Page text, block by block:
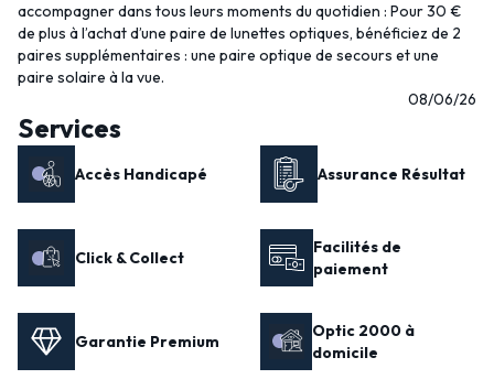
accompagner dans tous leurs moments du quotidien : Pour 30 €
de plus à l’achat d’une paire de lunettes optiques, bénéficiez de 2
paires supplémentaires : une paire optique de secours et une
paire solaire à la vue.
08/06/26
Services
Accès Handicapé Assurance Résultat
Click & Collect
Facilités de
paiement
Garantie Premium
Optic 2000 à
domicile